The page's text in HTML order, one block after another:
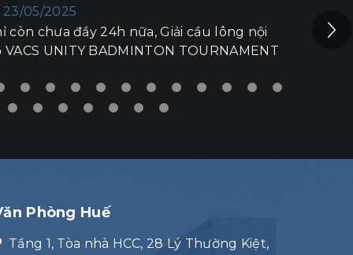
15/05/2025
vận động viên lộ diện, hứa hẹn sẽ tạo nên
TOURNAMENT 2025.
Phòng Huế
Tầng 1, Tòa nhà HCC, 28 Lý Thường Kiệt,